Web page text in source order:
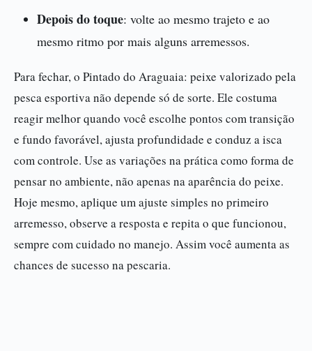
Depois do toque: volte ao mesmo trajeto e ao
mesmo ritmo por mais alguns arremessos.
Para fechar, o Pintado do Araguaia: peixe valorizado pela
pesca esportiva não depende só de sorte. Ele costuma
reagir melhor quando você escolhe pontos com transição
e fundo favorável, ajusta profundidade e conduz a isca
com controle. Use as variações na prática como forma de
pensar no ambiente, não apenas na aparência do peixe.
Hoje mesmo, aplique um ajuste simples no primeiro
arremesso, observe a resposta e repita o que funcionou,
sempre com cuidado no manejo. Assim você aumenta as
chances de sucesso na pescaria.